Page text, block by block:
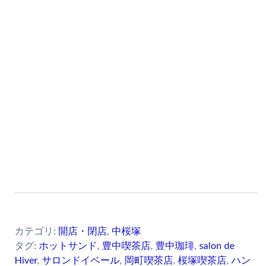
カテゴリ: 開店・閉店, 中桜塚
タグ: ホットサンド, 豊中喫茶店, 豊中珈琲, salon de
Hiver, サロンドイベール, 岡町喫茶店, 桜塚喫茶店, ハン